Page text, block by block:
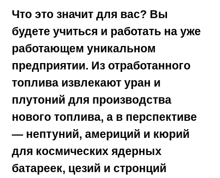
Что это значит для вас? Вы
будете учиться и работать на уже
работающем уникальном
предприятии. Из отработанного
топлива извлекают уран и
плутоний для производства
нового топлива, а в перспективе
— нептуний, америций и кюрий
для космических ядерных
батареек, цезий и стронций